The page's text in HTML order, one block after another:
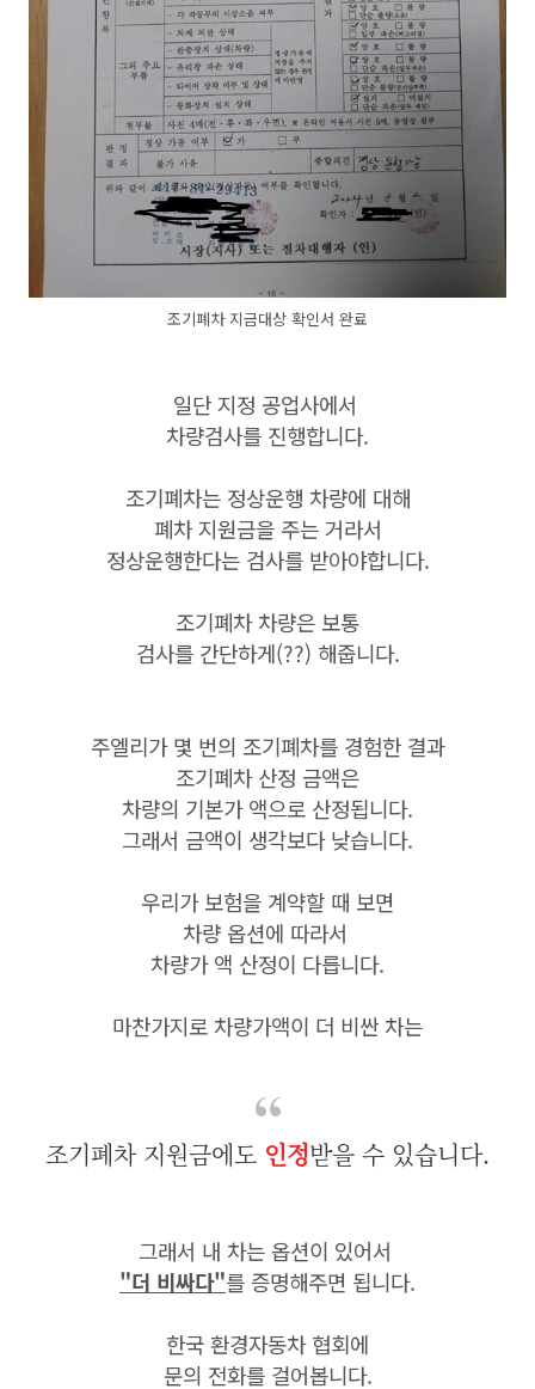
조기폐차 지금대상 확인서 완료
일단 지정 공업사에서
차량검사를 진행합니다.
조기폐차는 정상운행 차량에 대해
폐차 지원금을 주는 거라서
정상운행한다는 검사를 받아야합니다.
조기폐차 차량은 보통
검사를 간단하게(??) 해줍니다.
주엘리가 몇 번의 조기폐차를 경험한 결과
조기폐차 산정 금액은
차량의 기본가 액으로 산정됩니다.
그래서 금액이 생각보다 낮습니다.
우리가 보험을 계약할 때 보면
차량 옵션에 따라서
차량가 액 산정이 다릅니다.
마찬가지로 차량가액이 더 비싼 차는
조기폐차 지원금에도 인정받을 수 있습니다.
그래서 내 차는 옵션이 있어서
"더 비싸다"를 증명해주면 됩니다.
한국 환경자동차 협회에
문의 전화를 걸어봅니다.